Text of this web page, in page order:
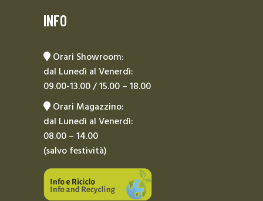
INFO
Orari Showroom:
dal Lunedì al Venerdì:
09.00-13.00 / 15.00 – 18.00
Orari Magazzino:
dal Lunedì al Venerdì:
08.00 – 14.00
(salvo festività)